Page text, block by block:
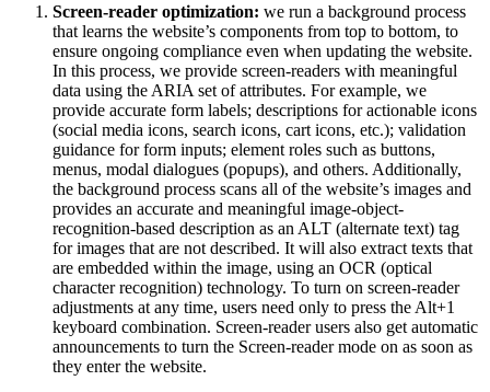
Screen-reader optimization: we run a background process
that learns the website’s components from top to bottom, to
ensure ongoing compliance even when updating the website.
In this process, we provide screen-readers with meaningful
data using the ARIA set of attributes. For example, we
provide accurate form labels; descriptions for actionable icons
(social media icons, search icons, cart icons, etc.); validation
guidance for form inputs; element roles such as buttons,
menus, modal dialogues (popups), and others. Additionally,
the background process scans all of the website’s images and
provides an accurate and meaningful image-object-
recognition-based description as an ALT (alternate text) tag
for images that are not described. It will also extract texts that
are embedded within the image, using an OCR (optical
character recognition) technology. To turn on screen-reader
adjustments at any time, users need only to press the Alt+1
keyboard combination. Screen-reader users also get automatic
announcements to turn the Screen-reader mode on as soon as
they enter the website.